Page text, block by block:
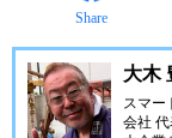
Share
大木
スマー
会社 代